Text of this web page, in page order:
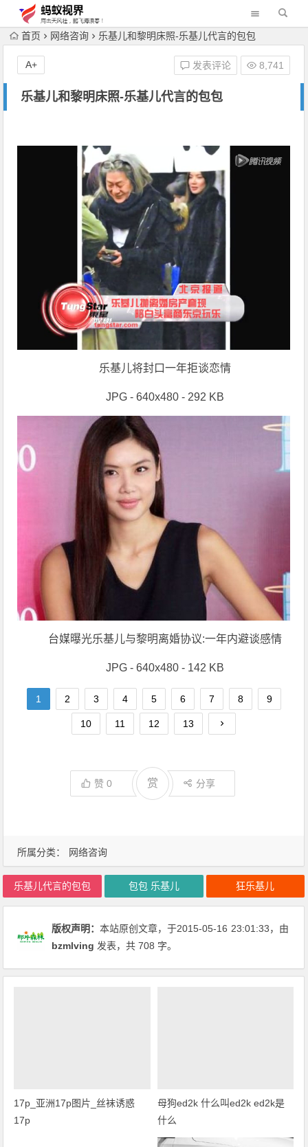
首页 网络咨询 乐基儿和黎明床照-乐基儿代言的包包
乐基儿和黎明床照-乐基儿代言的包包
发表评论 8,741
A+
所属分类： 网络咨询
乐基儿将封口一年拒谈恋情
JPG - 640x480 - 292 KB
台媒曝光乐基儿与黎明离婚协议:一年内避谈感情
JPG - 640x480 - 142 KB
1 2 3 4 5 6 7 8 9
10 11 12 13
赞0 赏 分享
乐基儿代言的包包 包包 乐基儿 狂乐基儿
版权声明：本站原创文章，于2015-05-16 23:01:33，由
bzmlving 发表，共 708 字。
17p_亚洲17p图片_丝袜诱惑
17p
母狗ed2k 什么叫ed2k ed2k是
什么